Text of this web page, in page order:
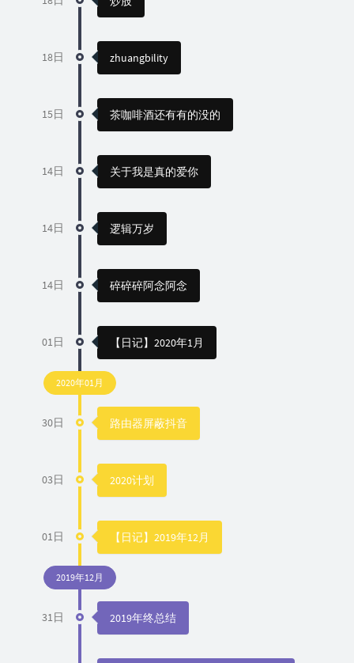
18日 zhuangbility
15日 茶咖啡酒还有有的没的
14日 关于我是真的爱你
14日 逻辑万岁
14日 碎碎碎阿念阿念
01日 【日记】2020年1月
2020年01月
30日 路由器屏蔽抖音
03日 2020计划
01日 【日记】2019年12月
2019年12月
31日 2019年终总结